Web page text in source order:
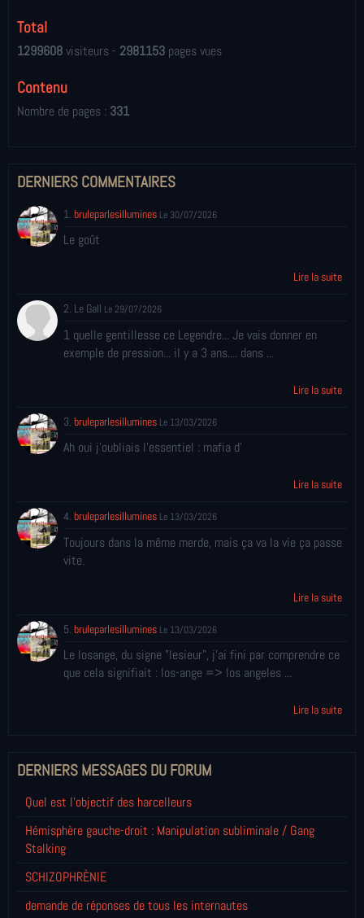
Total
1299608visiteurs - 2981153 pages vues
Contenu
Nombre de pages : 331
DERNIERS COMMENTAIRES
1. bruleparlesillumines Le 30/07/2026
Le goût
Lire la suite
2. Le Gall Le 29/07/2026
1 quelle gentillesse ce Legendre... Je vais donner en
exemple de pression... il y a 3 ans.... dans ...
Lire la suite
3. bruleparlesillumines Le 13/03/2026
Ah oui j'oubliais l'essentiel : mafia d'
Lire la suite
4. bruleparlesillumines Le 13/03/2026
Toujours dans la même merde, mais ça va la vie ça passe
vite.
Lire la suite
5. bruleparlesillumines Le 13/03/2026
Le losange, du signe "lesieur", j'ai fini par comprendre ce
que cela signifiait : los-ange => los angeles ...
Lire la suite
DERNIERS MESSAGES DU FORUM
Quel est l'objectif des harcelleurs
Hémisphère gauche-droit : Manipulation subliminale / Gang
Stalking
SCHIZOPHRÈNIE
demande de réponses de tous les internautes